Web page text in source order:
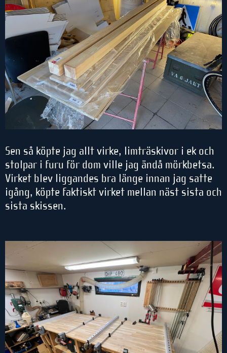
Sen så köpte jag allt virke, limträskivor i ek och
stolpar i furu för dom ville jag ändå mörkbetsa.
Virket blev liggandes bra länge innan jag satte
igång, köpte faktiskt virket mellan näst sista och
sista skissen.